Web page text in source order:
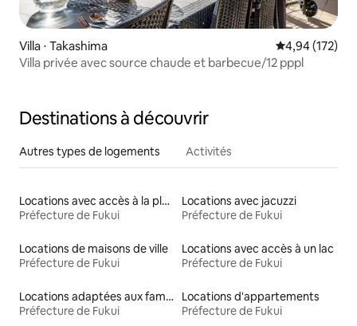
Villa ⋅ Takashima Évaluation
4,94 (172)
Villa privée avec source chaude et barbecue/12 pppl
Destinations à découvrir
Autres types de logements Activités
Locations avec accès à la plage
Préfecture de Fukui
Locations avec jacuzzi
Préfecture de Fukui
Locations de maisons de ville
Préfecture de Fukui
Locations avec accès à un lac
Préfecture de Fukui
Locations adaptées aux familles
Préfecture de Fukui
Locations d'appartements
Préfecture de Fukui